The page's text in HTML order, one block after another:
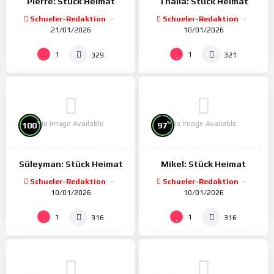
Schueler-Redaktion
21/01/2026
1 329
Schueler-Redaktion
10/01/2026
1 321
No Image Available
100%
Süleyman: Stück Heimat
Schueler-Redaktion
10/01/2026
1 316
No Image Available
97%
Mikel: Stück Heimat
Schueler-Redaktion
10/01/2026
1 316